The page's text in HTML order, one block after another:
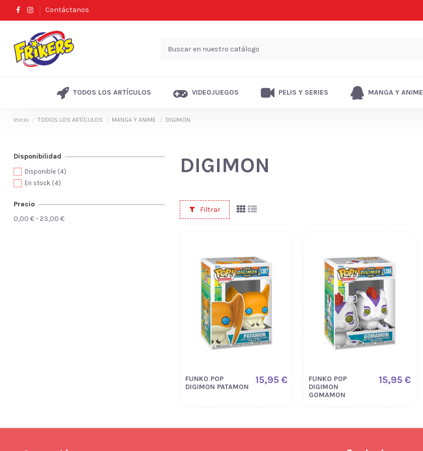
Contáctanos
TODOS LOS ARTÍCULOS VIDEOJUEGOS PELIS Y SERIES MANGA Y ANIME
Inicio TODOS LOS ARTÍCULOS MANGA Y ANIME DIGIMON
DIGIMON
Filtrar
FUNKO POP
DIGIMON PATAMON
15,95 €
FUNKO POP
DIGIMON
GOMAMON
15,95 €
Disponibilidad
Disponible (4)
En stock (4)
Precio
0,00 € - 23,00 €